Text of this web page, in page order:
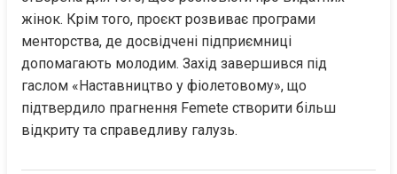
жінок. Крім того, проєкт розвиває програми
менторства, де досвідчені підприємниці
допомагають молодим. Захід завершився під
гаслом «Наставництво у фіолетовому», що
підтвердило прагнення Femete створити більш
відкриту та справедливу галузь.